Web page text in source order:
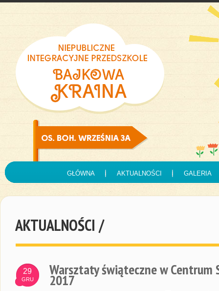
GŁÓWNA AKTUALNOŚCI GALERIA
AKTUALNOŚCI /
29
GRU
Warsztaty świąteczne w Centrum
2017